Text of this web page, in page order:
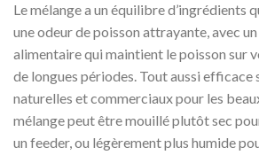
Le mélange a un équilibre d’ingrédients
une odeur de poisson attrayante, avec
alimentaire qui maintient le poisson sur
de longues périodes. Tout aussi efficace
naturelles et commerciaux pour les
mélange peut être mouillé plutôt sec
un feeder, ou légèrement plus humide